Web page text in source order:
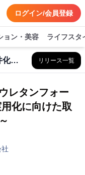
ログイン/会員登録
ョン・美容 ライフスタ
マイクロ波化学株式会社、三井化学株式会社 リリース一覧
レタンフォー
化に向けた取